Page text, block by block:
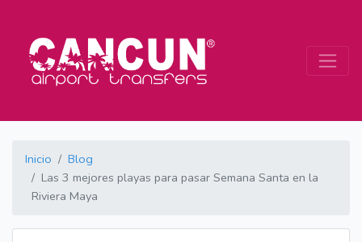
Inicio
Blog
Las 3 mejores playas para pasar Semana Santa en la
Riviera Maya